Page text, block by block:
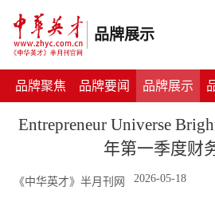
品牌展示
品牌聚焦 品牌要闻 品牌展示
Entrepreneur Universe
年第一季度财
《中华英才》半月刊网 2026-05-18